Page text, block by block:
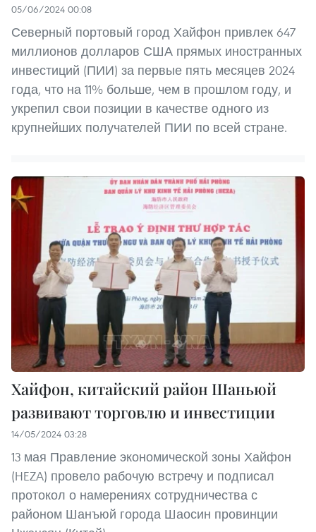
05/06/2024 00:08
Северный портовый город Хайфон привлек 647
миллионов долларов США прямых иностранных
инвестиций (ПИИ) за первые пять месяцев 2024
года, что на 11% больше, чем в прошлом году, и
укрепил свои позиции в качестве одного из
крупнейших получателей ПИИ по всей стране.
Хайфон, китайский район Шаньюй
развивают торговлю и инвестиции
14/05/2024 03:28
13 мая Правление экономической зоны Хайфон
(HEZA) провело рабочую встречу и подписал
протокол о намерениях сотрудничества с
районом Шанъюй города Шаосин провинции